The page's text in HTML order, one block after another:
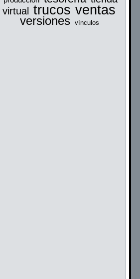
virtual trucos ventas
versiones vínculos